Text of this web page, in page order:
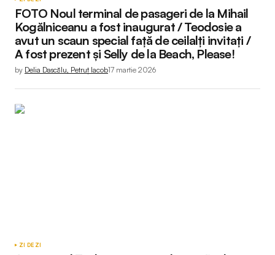
FOTO Noul terminal de pasageri de la Mihail
Kogălniceanu a fost inaugurat / Teodosie a
avut un scaun special față de ceilalți invitați /
A fost prezent și Selly de la Beach, Please!
by Delia Dascălu, Petruț Iacob17 martie 2026
ZI DE ZI